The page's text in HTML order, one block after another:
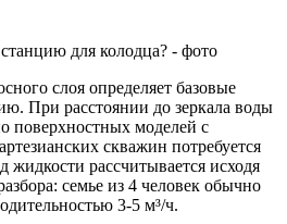
слоя определяет базовые
При расстоянии до зеркала воды
поверхностных моделей с
скважин потребуется
жидкости рассчитывается исходя
семье из 4 человек обычно
3-5 м³/ч.